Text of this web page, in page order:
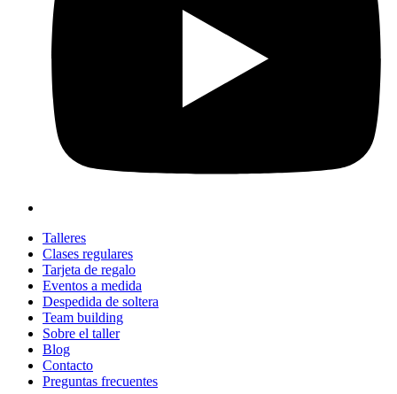
Talleres
Clases regulares
Tarjeta de regalo
Eventos a medida
Despedida de soltera
Team building
Sobre el taller
Blog
Contacto
Preguntas frecuentes